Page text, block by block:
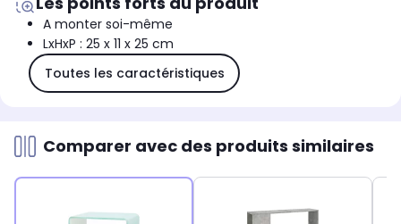
A monter soi-même
LxHxP : 25 x 11 x 25 cm
Toutes les caractéristiques
Comparer avec des produits similaires